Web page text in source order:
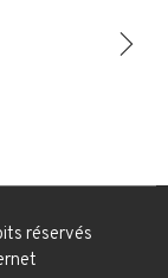
réservés